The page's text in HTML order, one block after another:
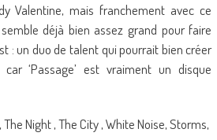
Valentine, mais franchement avec ce
déjà bien assez grand pour faire
: un duo de talent qui pourrait bien créer
‘Passage’ est vraiment un disque
Night , The City , White Noise, Storms,